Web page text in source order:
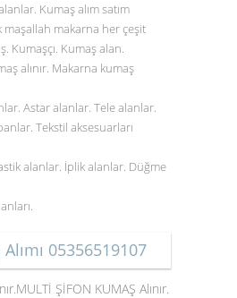
Kumaş alım satım
makarna her çeşit
Kumaşçı. Kumaş alan.
alınır. Makarna kumaş
Astar alanlar. Tele alanlar.
Tekstil aksesuarları
alanlar. İplik alanlar. Düğme
05356519107
ŞİFON KUMAŞ Alınır.